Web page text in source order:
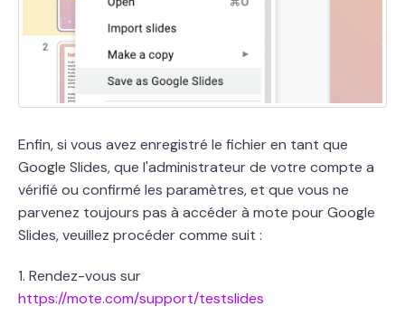
Enfin, si vous avez enregistré le fichier en tant que
Google Slides, que l'administrateur de votre compte a
vérifié ou confirmé les paramètres, et que vous ne
parvenez toujours pas à accéder à mote pour Google
Slides, veuillez procéder comme suit :
1. Rendez-vous sur
https://mote.com/support/testslides